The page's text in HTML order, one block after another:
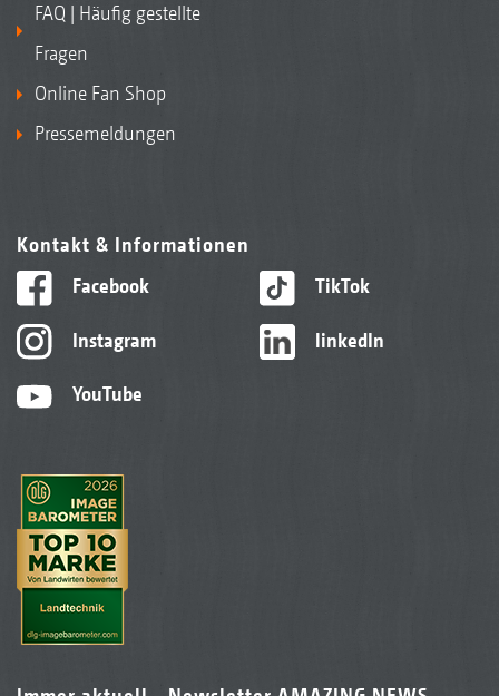
FAQ | Häufig gestellte
Fragen
Online Fan Shop
Pressemeldungen
Kontakt & Informationen
Facebook
Instagram
YouTube
TikTok
linkedIn